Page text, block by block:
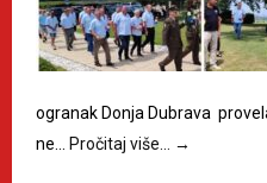
ogranak Donja Dubrava
ne…
Pročitaj više… →